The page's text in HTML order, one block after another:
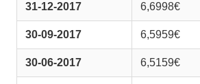
31-12-2017 6,6998€
30-09-2017 6,5959€
30-06-2017 6,5159€